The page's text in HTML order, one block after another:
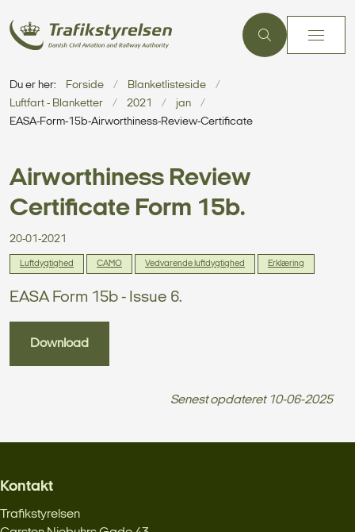
Du er her: Forside
Blanketlisteside
Luftfart - Blanketter
2021
jan
EASA-Form-15b-Airworthiness-Review-Certificate
Airworthiness Review
Certificate Form 15b.
20-01-2021
Luftdygtighed CAMO Vedvarende luftdygtighed Erklæring
EASA Form 15b - Issue 6.
Download
Senest opdateret 10-06-2025
Kontakt
Trafikstyrelsen